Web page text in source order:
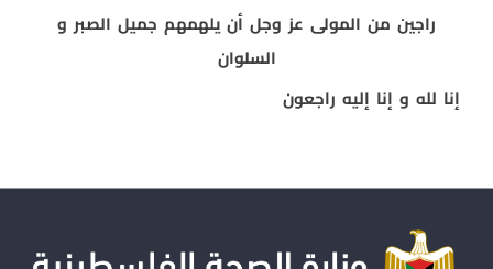
راجين من المولى عز وجل أن يلهمهم جميل الصبر و
السلوان
إنا لله و إنا إليه راجعون